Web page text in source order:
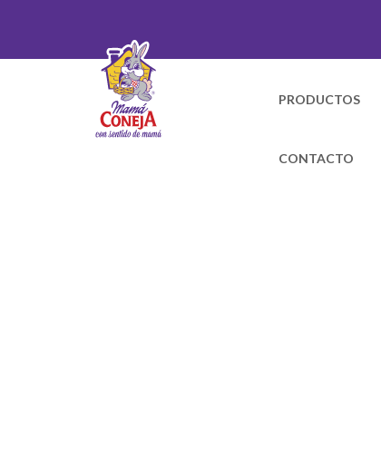
PRODUCTOS
CONTACTO